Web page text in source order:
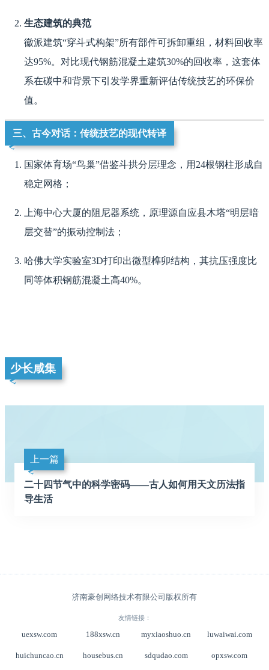
生态建筑的典范
徽派建筑“穿斗式构架”所有部件可拆卸重组，材料回收率
达95%。对比现代钢筋混凝土建筑30%的回收率，这套体
系在碳中和背景下引发学界重新评估传统技艺的环保价
值。
三、古今对话：传统技艺的现代转译
国家体育场“鸟巢”借鉴斗拱分层理念，用24根钢柱形成自
稳定网格；
上海中心大厦的阻尼器系统，原理源自应县木塔“明层暗
层交替”的振动控制法；
哈佛大学实验室3D打印出微型榫卯结构，其抗压强度比
同等体积钢筋混凝土高40%。
少长咸集
上一篇
二十四节气中的科学密码——古人如何用天文历法指
导生活‌
济南豪创网络技术有限公司版权所有
友情链接：
uexsw.com 188xsw.cn myxiaoshuo.cn luwaiwai.com
huichuncao.cn housebus.cn sdqudao.com opxsw.com